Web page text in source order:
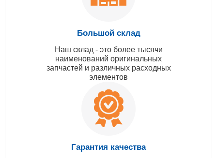
Большой склад
Наш склад - это более тысячи
наименований оригинальных
запчастей и различных расходных
элементов
Гарантия качества